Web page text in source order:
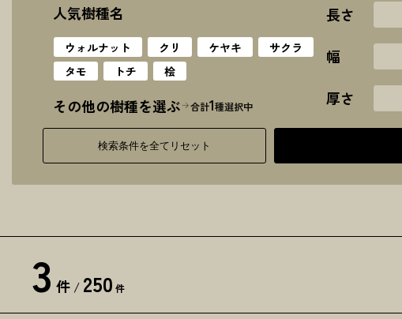
人気樹種名
ウォルナット クリ ケヤキ
サクラ
タモ
トチ 桧
その他の樹種を選ぶ 合計1種選択中
長さ
幅
厚さ
検索条件を全てリセット
3 件 / 250 件